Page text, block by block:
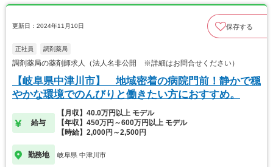
更新日：2024年11月10日 保存する
正社員 調剤薬局
調剤薬局の薬剤師求人（法人名非公開 ※詳細はお問合せください）
【岐阜県中津川市】 地域密着の病院門前！静かで穏
やかな環境でのんびりと働きたい方におすすめ。
給与
【月収】40.0万円以上 モデル
【年収】450万円～600万円以上 モデル
【時給】2,000円～2,500円
勤務地 岐阜県 中津川市